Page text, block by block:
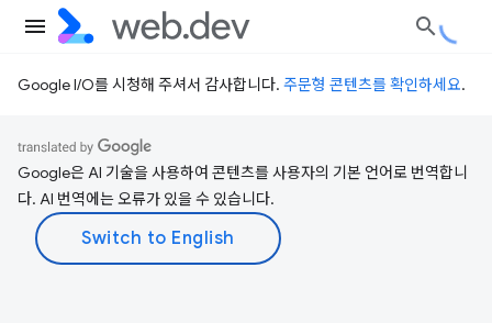
Google I/O를 시청해 주셔서 감사합니다. 주문형 콘텐츠를 확인하세요.
Google은 AI 기술을 사용하여 콘텐츠를 사용자의 기본 언어로 번역합니
다. AI 번역에는 오류가 있을 수 있습니다.